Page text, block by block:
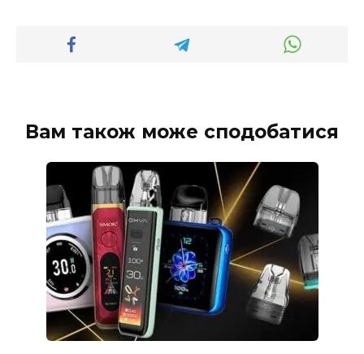
Вам також може сподобатися